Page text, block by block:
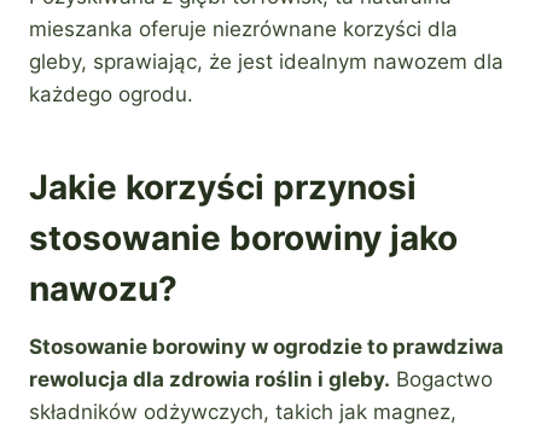
mieszanka oferuje niezrównane korzyści dla
gleby, sprawiając, że jest idealnym nawozem dla
każdego ogrodu.
Jakie korzyści przynosi
stosowanie borowiny jako
nawozu?
Stosowanie borowiny w ogrodzie to prawdziwa
rewolucja dla zdrowia roślin i gleby. Bogactwo
składników odżywczych, takich jak magnez,